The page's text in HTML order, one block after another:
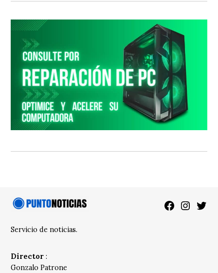
Facebook
Servicio de noticias.
Director :
Gonzalo Patrone